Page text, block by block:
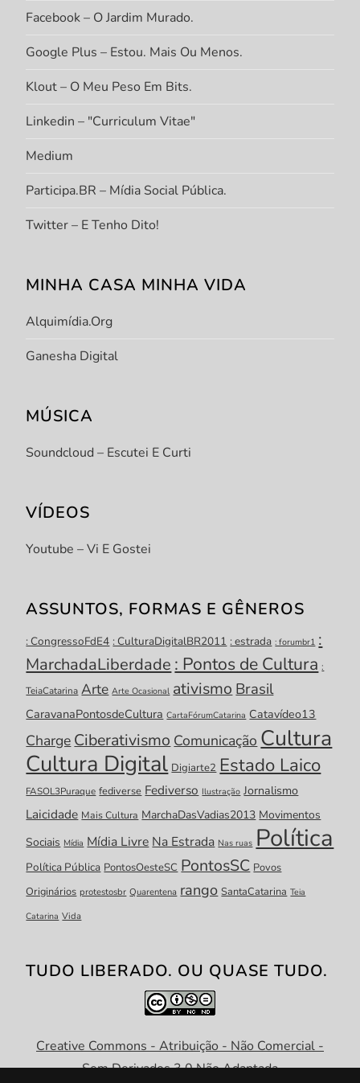
Facebook – O Jardim Murado.
Google Plus – Estou. Mais Ou Menos.
Klout – O Meu Peso Em Bits.
Linkedin – "Curriculum Vitae"
Medium
Participa.BR – Mídia Social Pública.
Twitter – E Tenho Dito!
MINHA CASA MINHA VIDA
Alquimídia.org
Ganesha Digital
MÚSICA
Soundcloud – Escutei E Curti
VÍDEOS
Youtube – Vi E Gostei
ASSUNTOS, FORMAS E GÊNEROS
: CongressoFdE4 : CulturaDigitalBR2011 : estrada : forumbr1 :
MarchadaLiberdade : Pontos de Cultura :
TeiaCatarina Arte Arte Ocasional ativismo Brasil
CaravanaPontosdeCultura CartaFórumCatarina Catavídeo13
Charge Ciberativismo Comunicação Cultura
Cultura Digital Digiarte2 Estado Laico
FASOL3Puraque fediverse Fediverso Ilustração Jornalismo
Laicidade Mais Cultura MarchaDasVadias2013 Movimentos
Sociais Mídia Mídia Livre Na Estrada Nas ruas Política
Política Pública PontosOesteSC PontosSC Povos
Originários protestosbr Quarentena rango SantaCatarina Teia
Catarina Vida
TUDO LIBERADO. OU QUASE TUDO.
Creative Commons - Atribuição - Não Comercial -
Sem Derivados 3.0 Não Adaptada